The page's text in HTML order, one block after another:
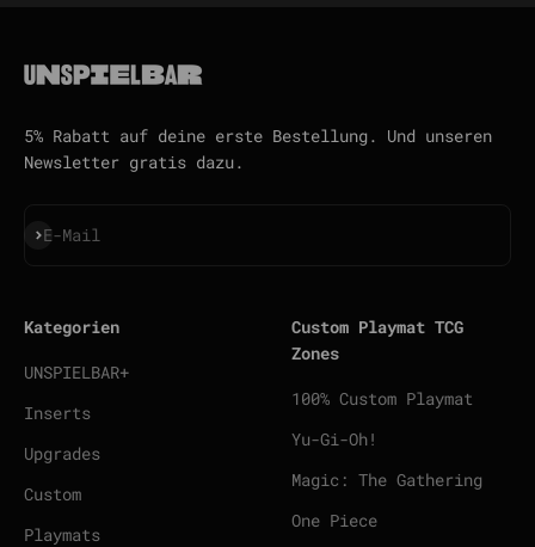
5% Rabatt auf deine erste Bestellung. Und unseren
Newsletter gratis dazu.
E-Mail
Abonnieren
Kategorien
UNSPIELBAR+
Inserts
Upgrades
Custom
Playmats
Custom Playmat TCG
Zones
100% Custom Playmat
Yu-Gi-Oh!
Magic: The Gathering
One Piece